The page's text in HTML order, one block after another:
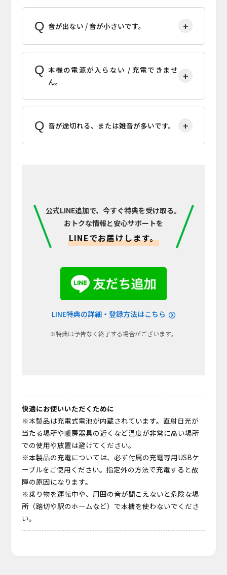
音が出ない / 音が小さいです。
本機の電源が入らない / 充電できませ
ん。
音が途切れる、または雑音が多いです。
公式LINE追加で、今すぐ特典を受け取る。
おトクな情報と安心サポートを
LINEでお届けします。
LINE特典の詳細・登録方法はこちら
※特典は予告なく終了する場合がございます。
快適にお使いいただくために
※本製品は充電式電池が内蔵されています。直射日光が
当たる場所や暖房器具の近くなど温度が非常に高い場所
での使用や放置は避けてください。
※本製品の充電については、必ず付属の充電専用USBケ
ーブルをご使用ください。指定外の方法で充電すると故
障の原因になります。
※乗り物を運転中や、周囲の音が聞こえないと危険な場
所（踏切や駅のホームなど）で本機を使わないでくださ
い。